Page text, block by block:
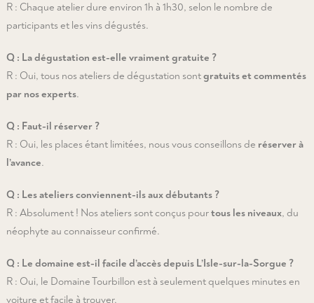
R : Chaque atelier dure environ 1h à 1h30, selon le nombre de
participants et les vins dégustés.
Q : La dégustation est-elle vraiment gratuite ?
R : Oui, tous nos ateliers de dégustation sontgratuits et commentés
par nos experts.
Q : Faut-il réserver ?
R : Oui, les places étant limitées, nous vous conseillons de réserver à
l’avance.
Q : Les ateliers conviennent-ils aux débutants ?
R : Absolument ! Nos ateliers sont conçus pourtous les niveaux, du
néophyte au connaisseur confirmé.
Q : Le domaine est-il facile d’accès depuis L’Isle-sur-la-Sorgue ?
R : Oui, le Domaine Tourbillon est à seulement quelques minutes en
voiture et facile à trouver.